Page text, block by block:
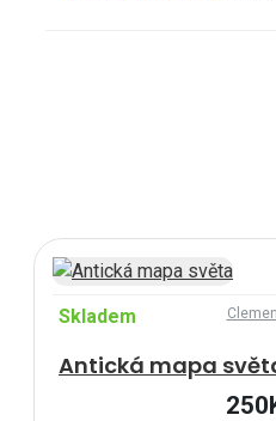
Skladem
Antická mapa